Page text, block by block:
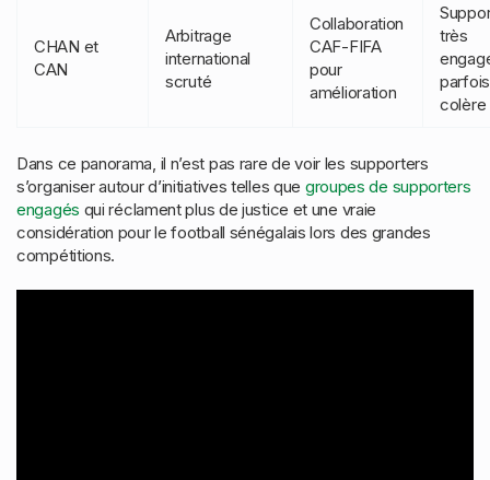
CHAN et
CAN
Arbitrage
international
scruté
Collaboration
CAF-FIFA
pour
amélioration
très
colère
Dans ce panorama, il n’est pas rare de voir les supporters
s’organiser autour d’initiatives telles que groupes de supporters
engagés qui réclament plus de justice et une vraie
considération pour le football sénégalais lors des grandes
compétitions.